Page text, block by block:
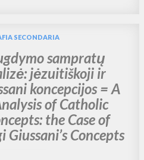
SECONDARIA
sampratų
jėzuitiškoji ir
koncepcijos = A
of Catholic
the Case of
Giussani’s Concepts